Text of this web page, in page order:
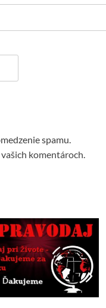
spamu.
komentároch.